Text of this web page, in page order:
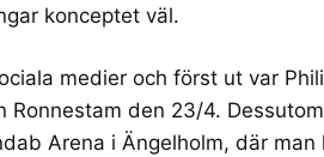
konceptet väl.
medier och först ut var
Ronnestam den 23/4.
Arena i Ängelholm, där man